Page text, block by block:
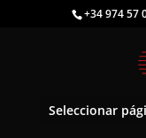
+34 974 57
Seleccionar